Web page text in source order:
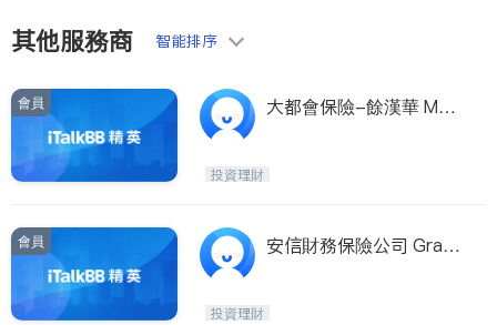
教育
非盈利組織
其他服務商 智能排序
會員
大都會保險-餘漢華 Metli
投資理財
會員
安信財務保險公司 Grace
投資理財